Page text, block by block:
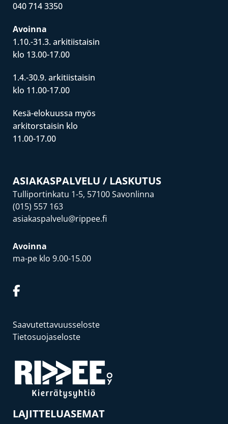
040 714 3350
Avoinna
1.10.-31.3. arkitiistaisin
klo 13.00-17.00
1.4.-30.9. arkitiistaisin
klo 11.00-17.00
Kesä-elokuussa myös
arkitorstaisin klo
11.00-17.00
ASIAKASPALVELU / LASKUTUS
Tulliportinkatu 1-5, 57100 Savonlinna
(015) 557 163
asiakaspalvelu@rippee.fi
Avoinna
ma-pe klo 9.00-15.00
Saavutettavuusseloste
Tietosuojaseloste
LAJITTELUASEMAT